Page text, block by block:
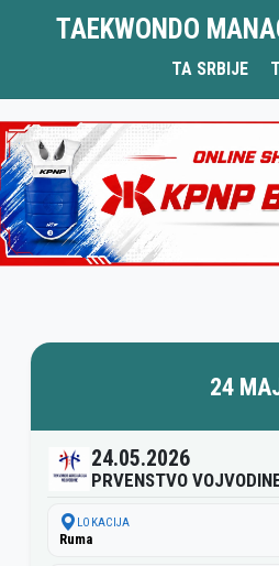
TAEKWONDO
TA SRBIJE
24
24.05.2026
PRVENSTVO
LOKACIJA
Ruma